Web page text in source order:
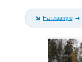
На главную